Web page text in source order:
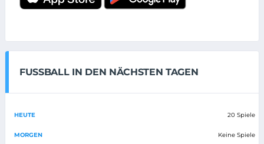
FUSSBALL IN DEN NÄCHSTEN TAGEN
HEUTE 20 Spiele
MORGEN Keine Spiele